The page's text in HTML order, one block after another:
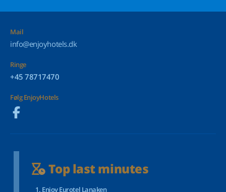
Mail
info@enjoyhotels.dk
Ringe
+45 78717470
Følg EnjoyHotels
Top last minutes
Enjoy Eurotel Lanaken